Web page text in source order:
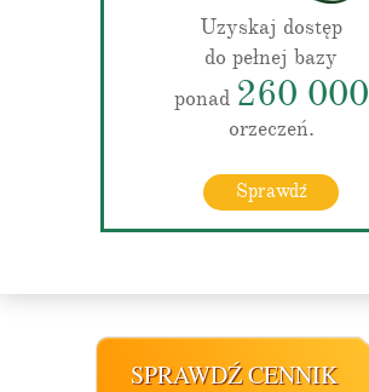
Uzyskaj dostęp
do pełnej bazy
ponad 260 000
orzeczeń.
Sprawdź
SPRAWDŹ CENNIK